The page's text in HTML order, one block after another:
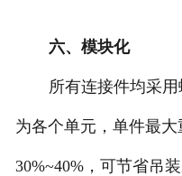
六、模块化
所有连接件均采
为各个单元，单件最
30%~40%，可节省吊